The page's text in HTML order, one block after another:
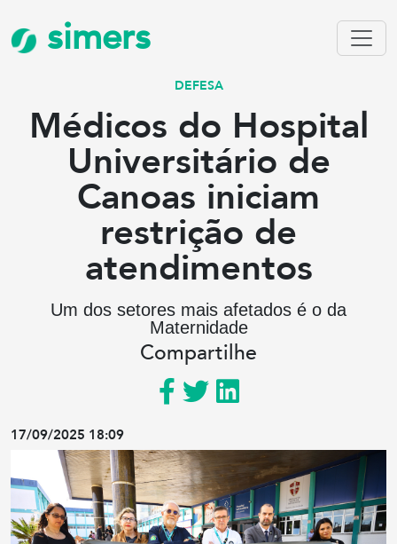
simers
DEFESA
Médicos do Hospital
Universitário de
Canoas iniciam
restrição de
atendimentos
Um dos setores mais afetados é o da
Maternidade
Compartilhe
17/09/2025 18:09